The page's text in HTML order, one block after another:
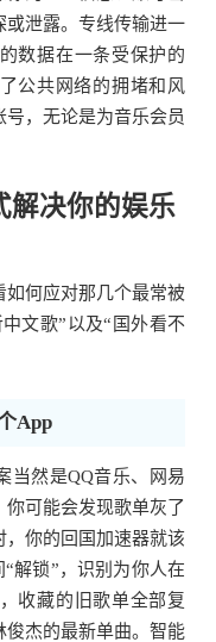
泄露。专线传输进一
数据在一条受保护的
公共网络的拥堵和风
，无论是为音乐会员
解决你的娱乐
如何应对那几个最常被
文歌”以及“国外看不
App
当然是QQ音乐、网易
可能会发现歌单灰了
你的回国加速器就该
解锁”，识别为你人在
收藏的旧歌单全部复
杰的最新单曲。智能